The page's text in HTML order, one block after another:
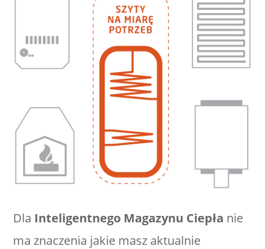
Dla Inteligentnego Magazynu Ciepła nie
ma znaczenia jakie masz aktualnie